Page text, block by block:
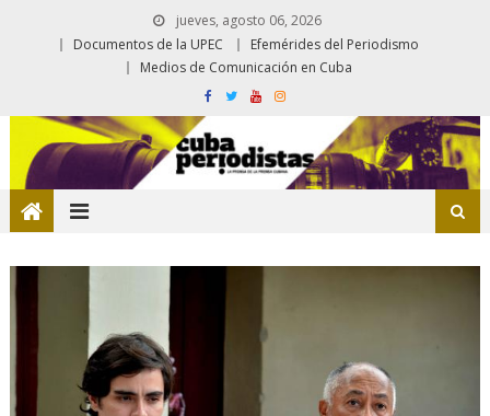
jueves, agosto 06, 2026
Documentos de la UPEC
Efemérides del Periodismo
Medios de Comunicación en Cuba